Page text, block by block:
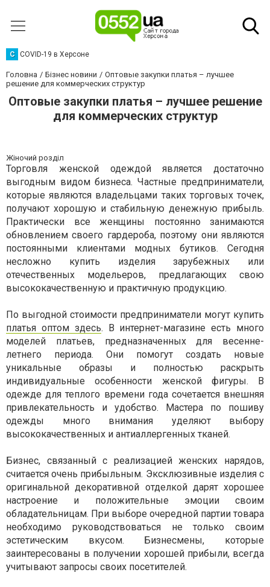
C COVID-19 в Херсоне
Головна Бізнес новини
Оптовые закупки платья – лучшее
решение для коммерческих структур
Оптовые закупки платья – лучшее решение
для коммерческих структур
Жіночий розділ
Торговля женской одеждой является достаточно
выгодным видом бизнеса. Частные предприниматели,
которые являются владельцами таких торговых точек,
получают хорошую и стабильную денежную прибыль.
Практически все женщины постоянно занимаются
обновлением своего гардероба, поэтому они являются
постоянными клиентами модных бутиков. Сегодня
несложно купить изделия зарубежных или
отечественных модельеров, предлагающих свою
высококачественную и практичную продукцию.
По выгодной стоимости предприниматели могут купить
платья оптом здесь. В интернет-магазине есть много
моделей платьев, предназначенных для весенне-
летнего периода. Они помогут создать новые
уникальные образы и полностью раскрыть
индивидуальные особенности женской фигуры. В
одежде для теплого времени года сочетается внешняя
привлекательность и удобство. Мастера по пошиву
одежды много внимания уделяют выбору
высококачественных и антиаллергенных тканей.
Бизнес, связанный с реализацией женских нарядов,
считается очень прибыльным. Эксклюзивные изделия с
оригинальной декоративной отделкой дарят хорошее
настроение и положительные эмоции своим
обладательницам. При выборе очередной партии товара
необходимо руководствоваться не только своим
эстетическим вкусом. Бизнесмены, которые
заинтересованы в получении хорошей прибыли, всегда
учитывают запросы своих посетителей.